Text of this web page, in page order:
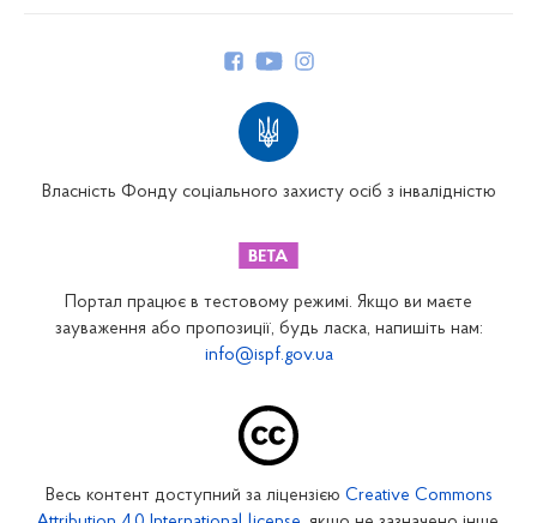
Закарпатське відділення
Запорізьке відділення
Кіровоградське відділення
Власність Фонду соціального захисту осіб з інвалідністю
Портал працює в тестовому режимі. Якщо ви маєте
зауваження або пропозиції, будь ласка, напишіть нам:
info@ispf.gov.ua
Весь контент доступний за ліцензією Creative Commons